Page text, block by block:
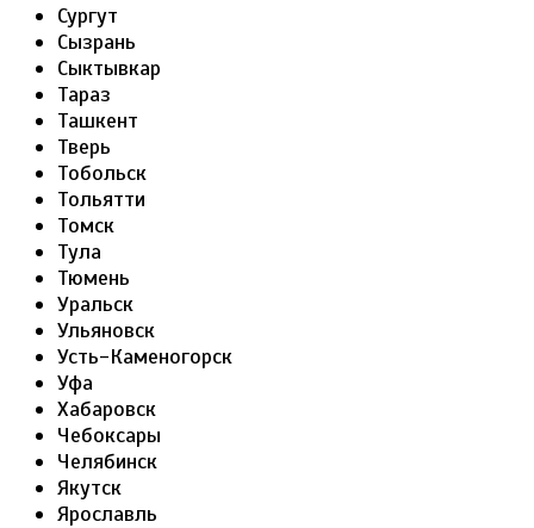
Сургут
Сызрань
Сыктывкар
Тараз
Ташкент
Тверь
Тобольск
Тольятти
Томск
Тула
Тюмень
Уральск
Ульяновск
Усть-Каменогорск
Уфа
Хабаровск
Чебоксары
Челябинск
Якутск
Ярославль